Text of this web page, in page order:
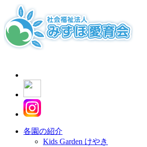
各園の紹介
Kids Garden けやき